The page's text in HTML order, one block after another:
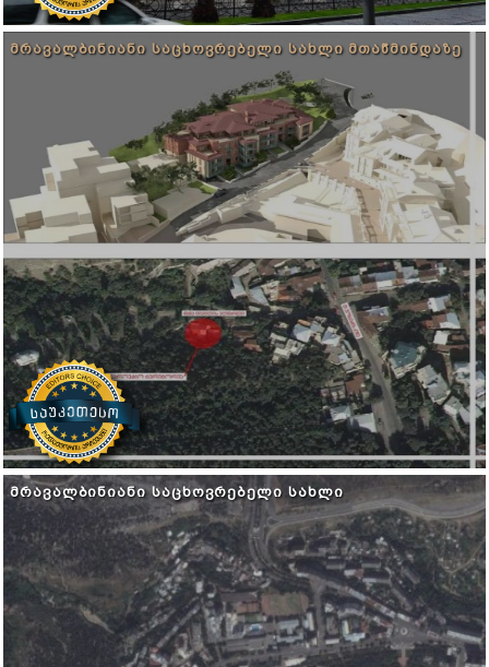
ᲛᲠᲐᲕᲐᲚᲑᲘᲜᲘᲐᲜᲘ ᲡᲐᲪᲮᲝᲕᲠᲔᲑᲔᲚᲘ ᲡᲐᲮᲚᲘ ᲛᲗᲐᲬᲛᲘᲜᲓᲐᲖᲔ
ᲛᲠᲐᲕᲐᲚᲑᲘᲜᲘᲐᲜᲘ ᲡᲐᲪᲮᲝᲕᲠᲔᲑᲔᲚᲘ ᲡᲐᲮᲚᲘ